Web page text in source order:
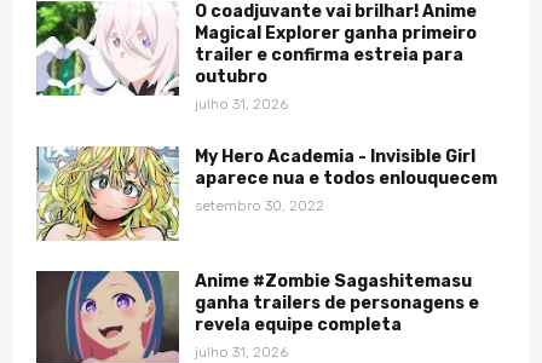
O coadjuvante vai brilhar! Anime
Magical Explorer ganha primeiro
trailer e confirma estreia para
outubro
julho 31, 2026
My Hero Academia - Invisible Girl
aparece nua e todos enlouquecem
setembro 30, 2022
Anime #Zombie Sagashitemasu
ganha trailers de personagens e
revela equipe completa
julho 31, 2026